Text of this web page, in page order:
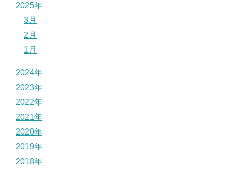
2025年
3月
2月
1月
2024年
2023年
2022年
2021年
2020年
2019年
2018年